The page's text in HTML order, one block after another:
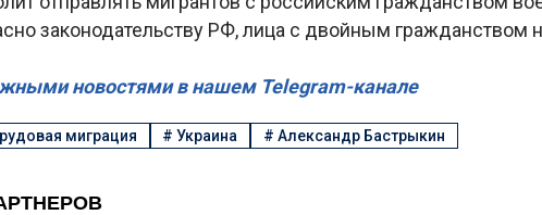
законодательству РФ, лица с двойным гражданством
новостями в нашем Telegram-канале
миграция #Украина #Александр Бастрыкин